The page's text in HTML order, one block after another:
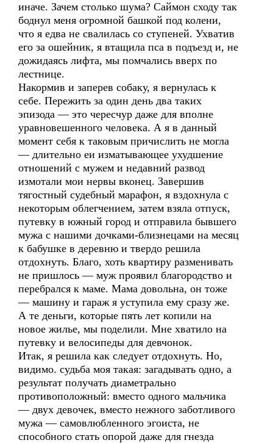
иначе. Зачем столько шума? Саймон сходу так
боднул меня огромной башкой под колени,
что я едва не свалилась со ступеней. Ухватив
его за ошейник, я втащила пса в подъезд и, не
дожидаясь лифта, мы помчались вверх по
лестнице.
Накормив и заперев собаку, я вернулась к
себе. Пережить за один день два таких
эпизода — это чересчур даже для вполне
уравновешенного человека. А я в данный
момент себя к таковым причислить не могла
— длительно еи изматывающее ухудшение
отношений с мужем и недавний развод
измотали мои нервы вконец. Завершив
тягостный судебный марафон, я вздохнула с
некоторым облегчением, затем взяла отпуск,
путевку в южный город и отправила бывшего
мужа с нашими дочками-близнецами на месяц
к бабушке в деревню и твердо решила
отдохнуть. Благо, хоть квартиру разменивать
не пришлось — муж проявил благородство и
перебрался к маме. Мама довольна, он тоже
— машину и гараж я уступила ему сразу же.
А те деньги, которые пять лет копили на
новое жилье, мы поделили. Мне хватило на
путевку и велосипеды для девчонок.
Итак, я решила как следует отдохнуть. Но,
видимо. судьба моя такая: загадывать одно, а
результат получать диаметрально
противоположный: вместо одного мальчика
— двух девочек, вместо нежного заботливого
мужа — самовлюбленного эгоиста, не
способного стать опорой даже для гнезда